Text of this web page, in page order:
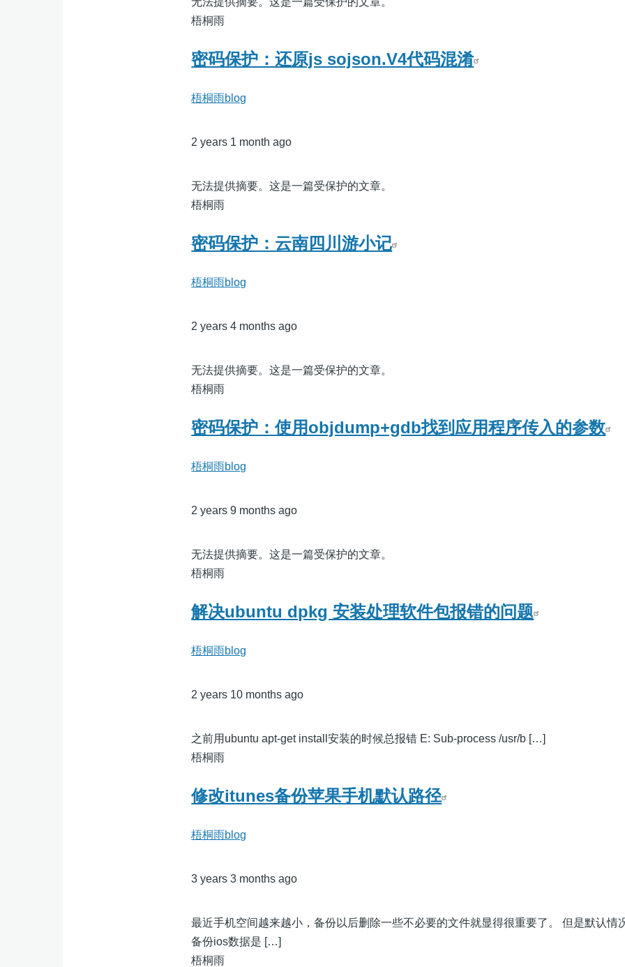
梧桐雨
密码保护：还原js sojson.V4代码混淆
梧桐雨blog
2 years 1 month ago
无法提供摘要。这是一篇受保护的文章。
梧桐雨
密码保护：云南四川游小记
梧桐雨blog
2 years 4 months ago
无法提供摘要。这是一篇受保护的文章。
梧桐雨
密码保护：使用objdump+gdb找到应用程序传入的参数
梧桐雨blog
2 years 9 months ago
无法提供摘要。这是一篇受保护的文章。
梧桐雨
解决ubuntu dpkg 安装处理软件包报错的问题
梧桐雨blog
2 years 10 months ago
之前用ubuntu apt-get install安装的时候总报错 E: Sub-process /usr/b […]
梧桐雨
修改itunes备份苹果手机默认路径
梧桐雨blog
3 years 3 months ago
最近手机空间越来越小，备份以后删除一些不必要的文件就显得很重要了。 但是默认情
备份ios数据是 […]
梧桐雨